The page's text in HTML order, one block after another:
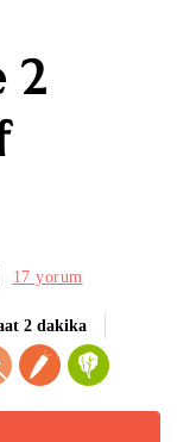
2
17 yorum
2 dakika